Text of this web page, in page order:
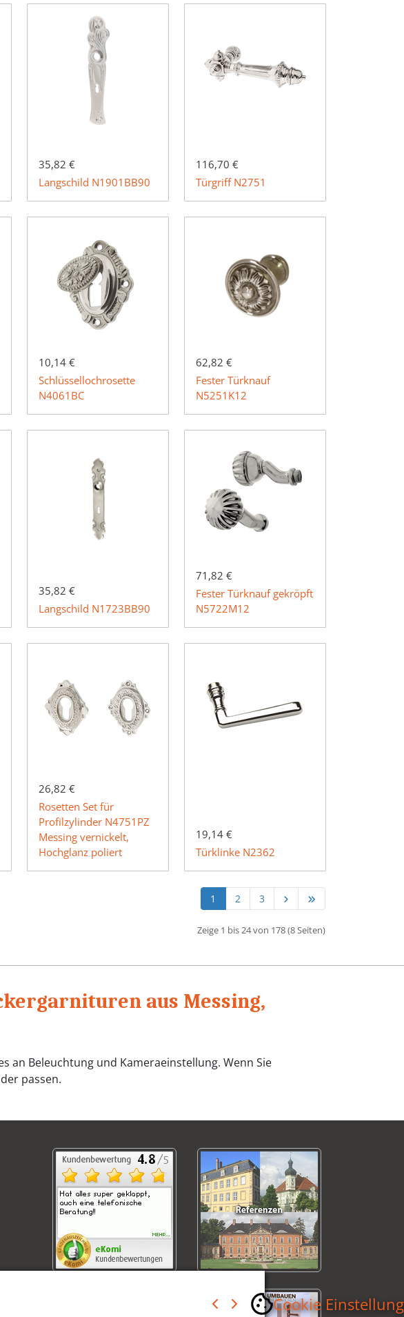
35,82 €
Langschild N1901BB90
116,70 €
Türgriff N2751
10,14 €
Schlüssellochrosette
N4061BC
62,82 €
Fester Türknauf
N5251K12
35,82 €
Langschild N1723BB90
71,82 €
Fester Türknauf gekröpft
N5722M12
26,82 €
Rosetten Set für
Profilzylinder N4751PZ
Messing vernickelt,
Hochglanz poliert
19,14 €
Türklinke N2362
1 2 3
Zeige 1 bis 24 von 178 (8 Seiten)
aus Messing,
an Beleuchtung und Kameraeinstellung. Wenn Sie
passen.
Cookie